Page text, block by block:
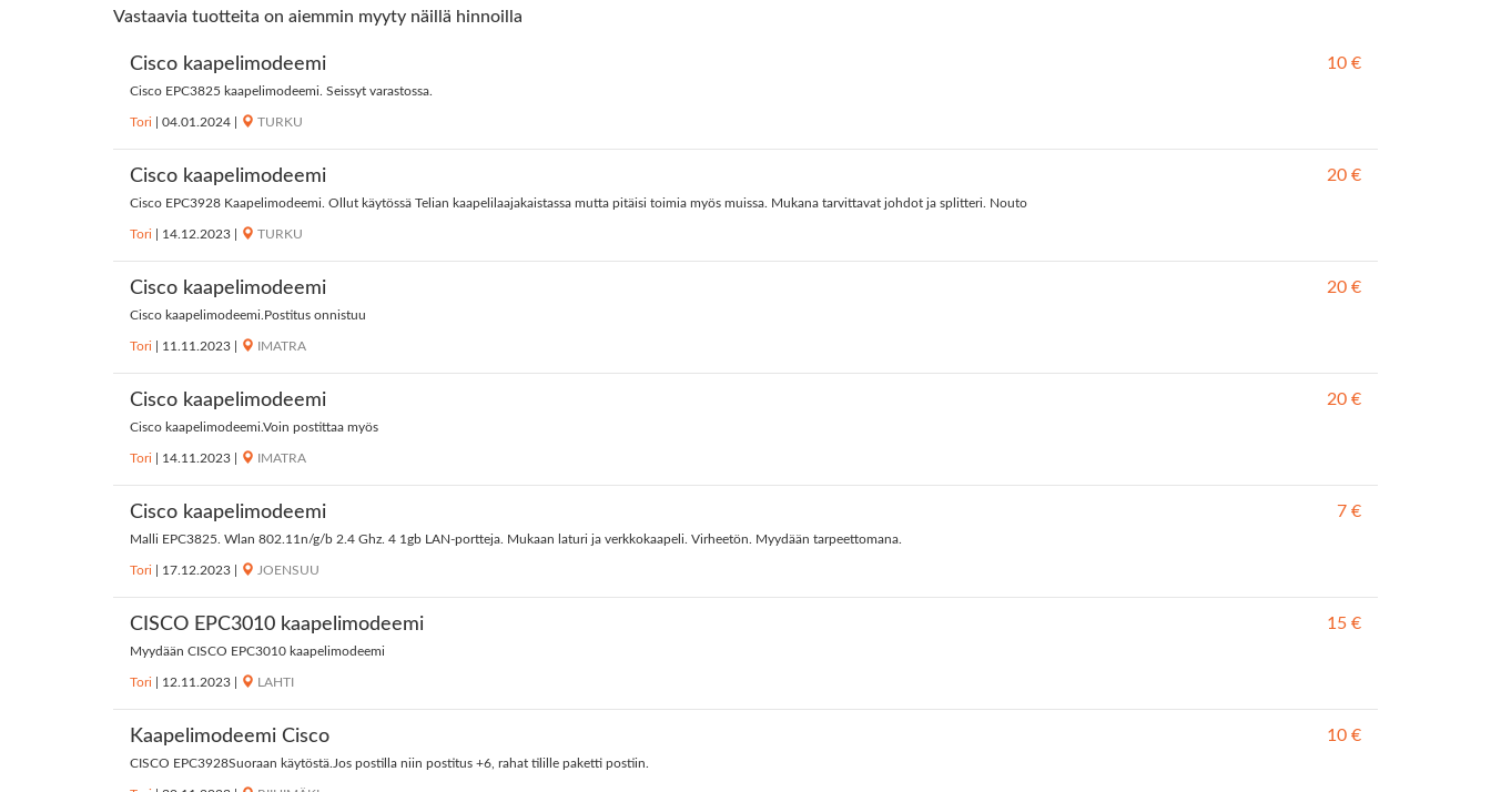
Vastaavia tuotteita on aiemmin myyty näillä hinnoilla
Cisco kaapelimodeemi 10 €
Cisco EPC3825 kaapelimodeemi. Seissyt varastossa.
Tori 04.01.2024 TURKU
Cisco kaapelimodeemi 20 €
Cisco EPC3928 Kaapelimodeemi. Ollut käytössä Telian kaapelilaajakaistassa mutta pitäisi toimia myös muissa. Mukana tarvittavat johdot ja splitteri. Nouto
Tori 14.12.2023 TURKU
Cisco kaapelimodeemi 20 €
Cisco kaapelimodeemi.Postitus onnistuu
Tori 11.11.2023 IMATRA
Cisco kaapelimodeemi 20 €
Cisco kaapelimodeemi.Voin postittaa myös
Tori 14.11.2023 IMATRA
Cisco kaapelimodeemi 7 €
Malli EPC3825. Wlan 802.11n/g/b 2.4 Ghz. 4 1gb LAN-portteja. Mukaan laturi ja verkkokaapeli. Virheetön. Myydään tarpeettomana.
Tori 17.12.2023 JOENSUU
CISCO EPC3010 kaapelimodeemi 15 €
Myydään CISCO EPC3010 kaapelimodeemi
Tori 12.11.2023 LAHTI
Kaapelimodeemi Cisco 10 €
CISCO EPC3928Suoraan käytöstä.Jos postilla niin postitus +6, rahat tilille paketti postiin.